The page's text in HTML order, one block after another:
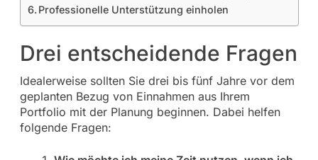
Professionelle Unterstützung einholen
Drei entscheidende Fragen
Idealerweise sollten Sie drei bis fünf Jahre vor dem
geplanten Bezug von Einnahmen aus Ihrem
Portfolio mit der Planung beginnen. Dabei helfen
folgende Fragen: